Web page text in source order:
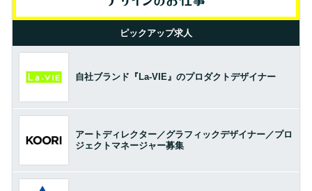
ピックアップ求人
自社ブランド『La-VIE』のプロダクトデザイナー
アートディレクター／グラフィックデザイナー／プロ
ジェクトマネージャー募集